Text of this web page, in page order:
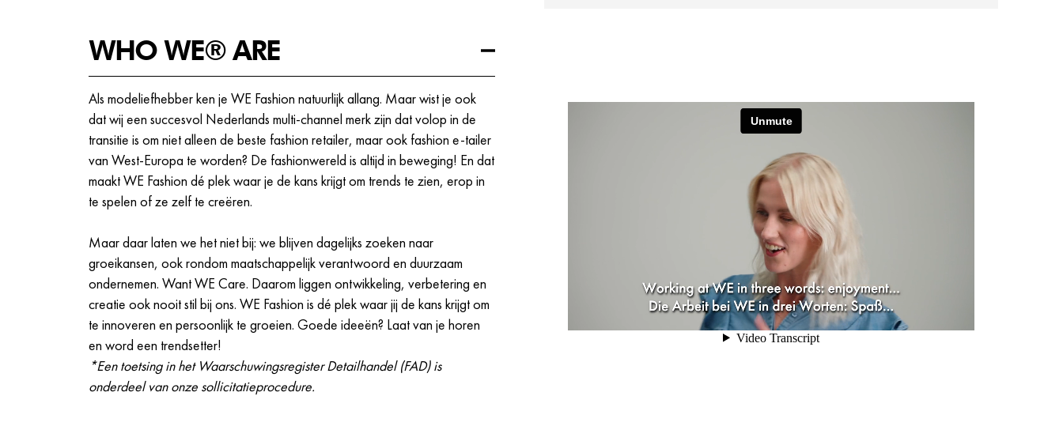
Crewmeetings, events en meer!
WHO WE® ARE
Als modeliefhebber ken je WE Fashion natuurlijk allang. Maar wist je ook
dat wij een succesvol Nederlands multi-channel merk zijn dat volop in de
transitie is om niet alleen de beste fashion retailer, maar ook fashion e-tailer
van West-Europa te worden? De fashionwereld is altijd in beweging! En dat
maakt WE Fashion dé plek waar je de kans krijgt om trends te zien, erop in
te spelen of ze zelf te creëren.
Maar daar laten we het niet bij: we blijven dagelijks zoeken naar
groeikansen, ook rondom maatschappelijk verantwoord en duurzaam
ondernemen. Want WE Care. Daarom liggen ontwikkeling, verbetering en
creatie ook nooit stil bij ons. WE Fashion is dé plek waar jij de kans krijgt om
te innoveren en persoonlijk te groeien. Goede ideeën? Laat van je horen
en word een trendsetter!
*Een toetsing in het Waarschuwingsregister Detailhandel (FAD) is
onderdeel van onze sollicitatieprocedure.